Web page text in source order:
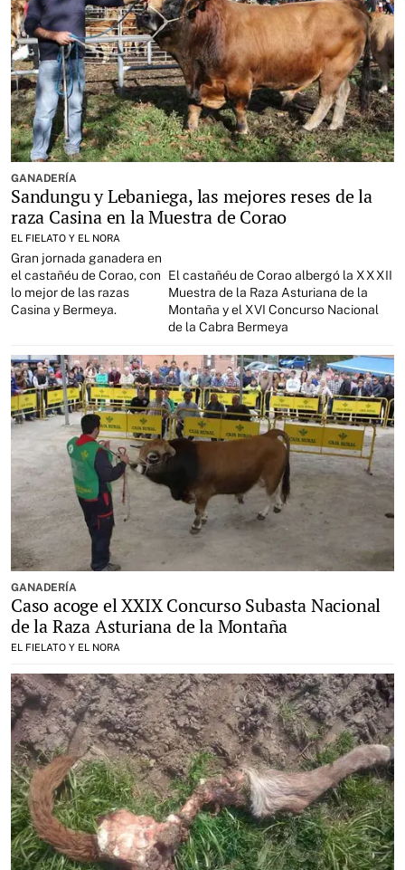
GANADERÍA
Sandungu y Lebaniega, las mejores reses de la
raza Casina en la Muestra de Corao
EL FIELATO Y EL NORA
Gran jornada ganadera en
el castañéu de Corao, con
lo mejor de las razas
Casina y Bermeya.
El castañéu de Corao albergó la XXXII
Muestra de la Raza Asturiana de la
Montaña y el XVI Concurso Nacional
de la Cabra Bermeya
GANADERÍA
Caso acoge el XXIX Concurso Subasta Nacional
de la Raza Asturiana de la Montaña
EL FIELATO Y EL NORA